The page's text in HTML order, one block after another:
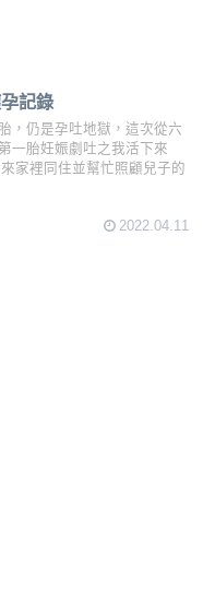
記錄
，仍是孕吐地獄，這次從六
一胎妊娠劇吐之我活下來
家裡同住並幫忙照顧兒子的
2022.04.11